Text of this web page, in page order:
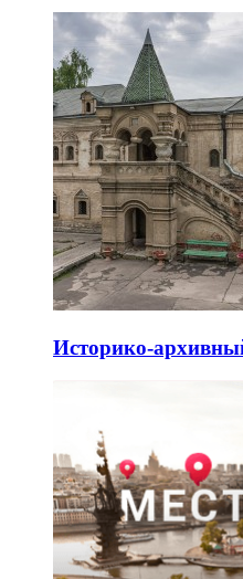
Историко-